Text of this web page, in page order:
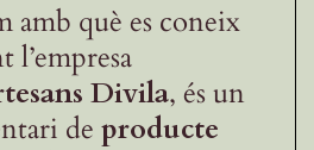
amb què es coneix
l’empresa
Divila, és un
de producte